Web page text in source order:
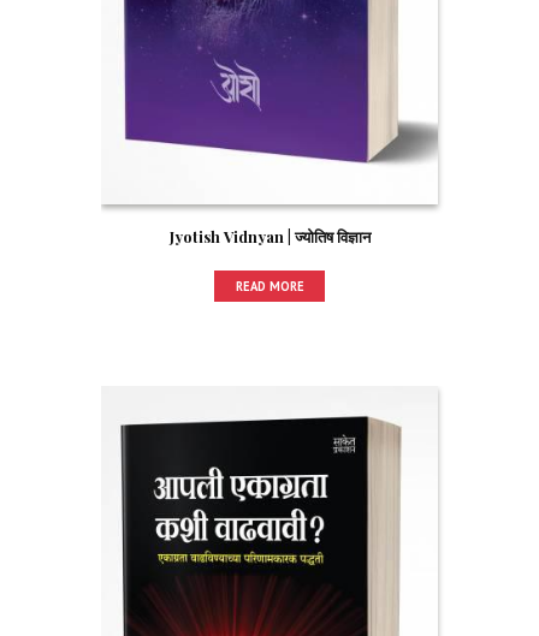
Jyotish Vidnyan | ज्योतिष विज्ञान
READ MORE